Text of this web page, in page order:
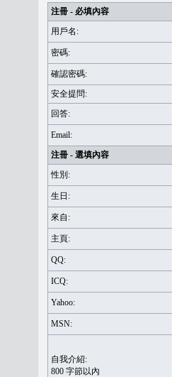
注冊 - 必填內容
用戶名:
密碼:
確認密碼:
安全提問:
回答:
Email:
注冊 - 選填內容
性別:
生日:
來自:
主頁:
QQ:
ICQ:
Yahoo:
MSN:
自我介紹:
800 字節以內